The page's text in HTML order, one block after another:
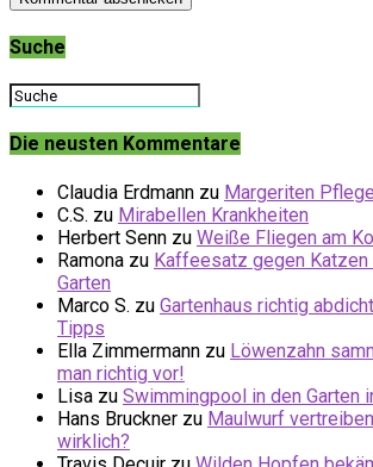
Suche
Die neusten Kommentare
Claudia Erdmann zu Margeriten Pflege
C.S. zu Mirabellen Krankheiten
Herbert Senn zu Weiße Fliegen am
Ramona zu Kaffeesatz gegen Katzen
Garten
Marco S. zu Gartenhaus richtig
Tipps
Ella Zimmermann zu Löwenzahn
man richtig vor!
Lisa zu Swimmingpool in den Garten
Hans Bruckner zu Maulwurf
wirklich?